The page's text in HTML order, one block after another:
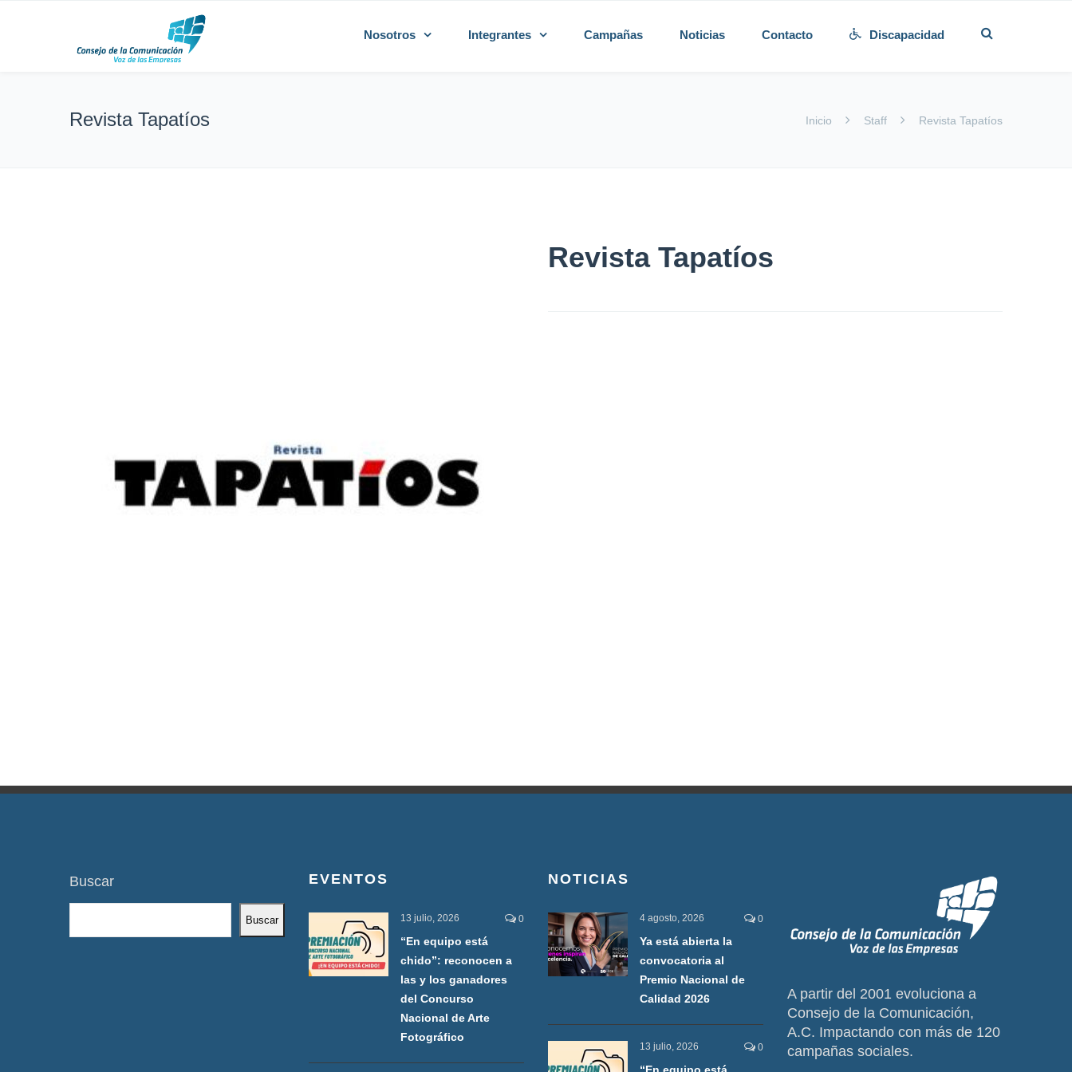
Nosotros Integrantes Campañas Noticias Contacto Discapacidad
Revista Tapatíos Inicio Staff Revista Tapatíos
Revista Tapatíos
Buscar
Buscar
EVENTOS
13 julio, 2026 0
“En equipo está
chido”: reconocen a
las y los ganadores
del Concurso
Nacional de Arte
Fotográfico
NOTICIAS
4 agosto, 2026 0
Ya está abierta la
convocatoria al
Premio Nacional de
Calidad 2026
13 julio, 2026 0
A partir del 2001 evoluciona a
Consejo de la Comunicación,
A.C. Impactando con más de 120
campañas sociales.